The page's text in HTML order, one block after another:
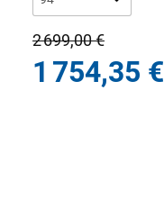
2 699,00 €
1 754,35 €